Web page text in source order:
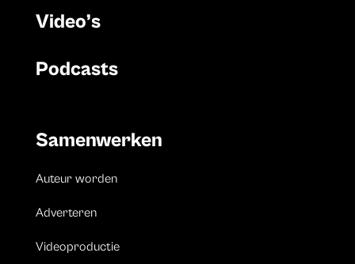
Video’s
Podcasts
Samenwerken
Auteur worden
Adverteren
Videoproductie